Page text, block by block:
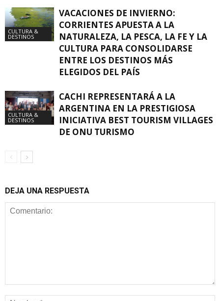
CULTURA &
DESTINOS
VACACIONES DE INVIERNO:
CORRIENTES APUESTA A LA
NATURALEZA, LA PESCA, LA FE Y LA
CULTURA PARA CONSOLIDARSE
ENTRE LOS DESTINOS MÁS
ELEGIDOS DEL PAÍS
CULTURA &
DESTINOS
CACHI REPRESENTARÁ A LA
ARGENTINA EN LA PRESTIGIOSA
INICIATIVA BEST TOURISM VILLAGES
DE ONU TURISMO
DEJA UNA RESPUESTA